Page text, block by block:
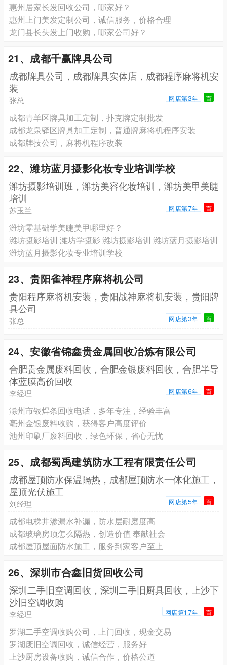
惠州居家长发回收公司，哪家好？
惠州上门美发定制公司，诚信服务，价格合理
龙门县长头发上门收购，哪家公司好？
21、成都千赢牌具公司
成都牌具公司，成都牌具实体店，成都程序麻将机安
装
张总 网店第3年 百
成都青羊区牌具加工定制，扑克牌定制批发
成都龙泉驿区牌具加工定制，普通牌麻将机程序安装
成都牌技公司，麻将机程序改装
22、潍坊蓝月摄影化妆专业培训学校
潍坊摄影培训班，潍坊美容化妆培训，潍坊美甲美睫
培训
苏玉兰 网店第7年 百
潍坊零基础学美睫美甲哪里好？
潍坊摄影培训 潍坊学摄影 潍坊摄影培训 潍坊蓝月摄影培训
潍坊蓝月摄影化妆专业培训学校
23、贵阳雀神程序麻将机公司
贵阳程序麻将机安装，贵阳战神麻将机安装，贵阳牌
具公司
张总 网店第3年 百
24、安徽省锦鑫贵金属回收冶炼有限公司
合肥贵金属废料回收，合肥金银废料回收，合肥半导
体蓝膜高价回收
李经理 网店第6年 百
滁州市银焊条回收电话，多年专注，经验丰富
亳州金银废料收购，获得客户高度评价
池州印刷厂废料回收，绿色环保，省心无忧
25、成都蜀禹建筑防水工程有限责任公司
成都屋顶防水保温隔热，成都屋顶防水一体化施工，
屋顶光伏施工
刘经理 网店第5年 百
成都电梯井渗漏水补漏，防水层耐磨度高
成都玻璃房顶怎么隔热，创造价值 奉献社会
成都屋顶屋面防水施工，服务到家客户至上
26、深圳市合鑫旧货回收公司
深圳二手旧空调回收，深圳二手旧厨具回收，上沙下
沙旧空调收购
李经理 网店第17年 百
罗湖二手空调收购公司，上门回收，现金交易
罗湖废旧空调回收，诚信经营，服务好
上沙厨房设备收购，诚信合作，价格公道